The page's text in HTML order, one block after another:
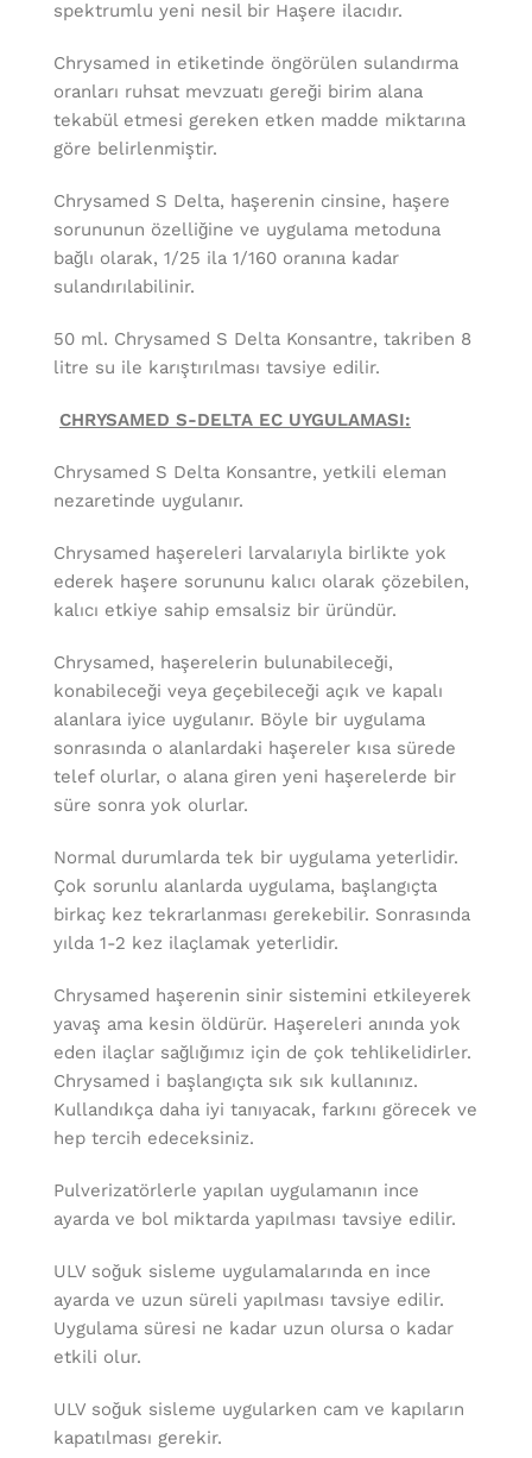
spektrumlu yeni nesil bir Haşere ilacıdır.
Chrysamed in etiketinde öngörülen sulandırma
oranları ruhsat mevzuatı gereği birim alana
tekabül etmesi gereken etken madde miktarına
göre belirlenmiştir.
Chrysamed S Delta, haşerenin cinsine, haşere
sorununun özelliğine ve uygulama metoduna
bağlı olarak, 1/25 ila 1/160 oranına kadar
sulandırılabilinir.
50 ml. Chrysamed S Delta Konsantre, takriben 8
litre su ile karıştırılması tavsiye edilir.
CHRYSAMED S-DELTA EC UYGULAMASI:
Chrysamed S Delta Konsantre, yetkili eleman
nezaretinde uygulanır.
Chrysamed haşereleri larvalarıyla birlikte yok
ederek haşere sorununu kalıcı olarak çözebilen,
kalıcı etkiye sahip emsalsiz bir üründür.
Chrysamed, haşerelerin bulunabileceği,
konabileceği veya geçebileceği açık ve kapalı
alanlara iyice uygulanır. Böyle bir uygulama
sonrasında o alanlardaki haşereler kısa sürede
telef olurlar, o alana giren yeni haşerelerde bir
süre sonra yok olurlar.
Normal durumlarda tek bir uygulama yeterlidir.
Çok sorunlu alanlarda uygulama, başlangıçta
birkaç kez tekrarlanması gerekebilir. Sonrasında
yılda 1-2 kez ilaçlamak yeterlidir.
Chrysamed haşerenin sinir sistemini etkileyerek
yavaş ama kesin öldürür. Haşereleri anında yok
eden ilaçlar sağlığımız için de çok tehlikelidirler.
Chrysamed i başlangıçta sık sık kullanınız.
Kullandıkça daha iyi tanıyacak, farkını görecek ve
hep tercih edeceksiniz.
Pulverizatörlerle yapılan uygulamanın ince
ayarda ve bol miktarda yapılması tavsiye edilir.
ULV soğuk sisleme uygulamalarında en ince
ayarda ve uzun süreli yapılması tavsiye edilir.
Uygulama süresi ne kadar uzun olursa o kadar
etkili olur.
ULV soğuk sisleme uygularken cam ve kapıların
kapatılması gerekir.